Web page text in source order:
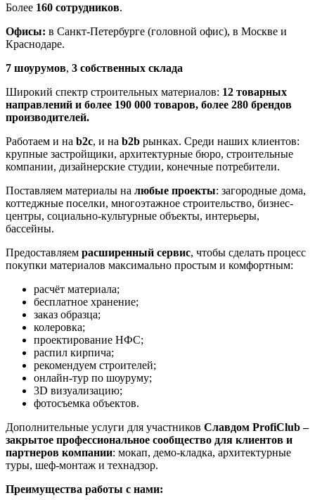
Более 160 сотрудников.
Офисы: в Санкт-Петербурге (головной офис), в Москве и
Краснодаре.
7 шоурумов, 3 собственных склада
Широкий спектр строительных материалов: 12 товарных
направлений и более 190 000 товаров, более 280 брендов
производителей.
Работаем и на b2c, и на b2b рынках. Среди наших клиентов:
крупные застройщики, архитектурные бюро, строительные
компании, дизайнерские студии, конечные потребители.
Поставляем материалы на любые проекты: загородные дома,
коттеджные поселки, многоэтажное строительство, бизнес-
центры, социально-культурные объекты, интерьеры,
бассейны.
Предоставляем расширенный сервис, чтобы сделать процесс
покупки материалов максимально простым и комфортным:
расчёт материала;
бесплатное хранение;
заказ образца;
колеровка;
проектирование НФС;
распил кирпича;
рекомендуем строителей;
онлайн-тур по шоуруму;
3D визуализацию;
фотосъемка объектов.
Дополнительные услуги для участников Славдом ProfiСlub –
закрытое профессиональное сообщество для клиентов и
партнеров компании: мокап, демо-кладка, архитектурные
туры, шеф-монтаж и технадзор.
Преимущества работы с нами: